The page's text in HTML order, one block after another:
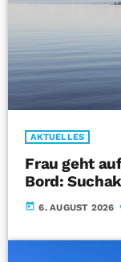
AKTUELLES
Frau geht
Bord:
today 6. AUGUST 2026